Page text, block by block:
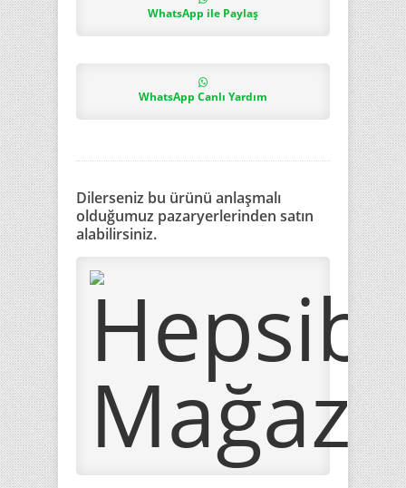
WhatsApp ile Paylaş
WhatsApp Canlı Yardım
Dilerseniz bu ürünü anlaşmalı
olduğumuz pazaryerlerinden satın
alabilirsiniz.